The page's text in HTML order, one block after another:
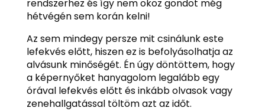
rendszerhez és így nem okoz gondot még
hétvégén sem korán kelni!
Az sem mindegy persze mit csinálunk este
lefekvés előtt, hiszen ez is befolyásolhatja az
alvásunk minőségét. Én úgy döntöttem, hogy
a képernyőket hanyagolom legalább egy
órával lefekvés előtt és inkább olvasok vagy
zenehallgatással töltöm azt az időt.